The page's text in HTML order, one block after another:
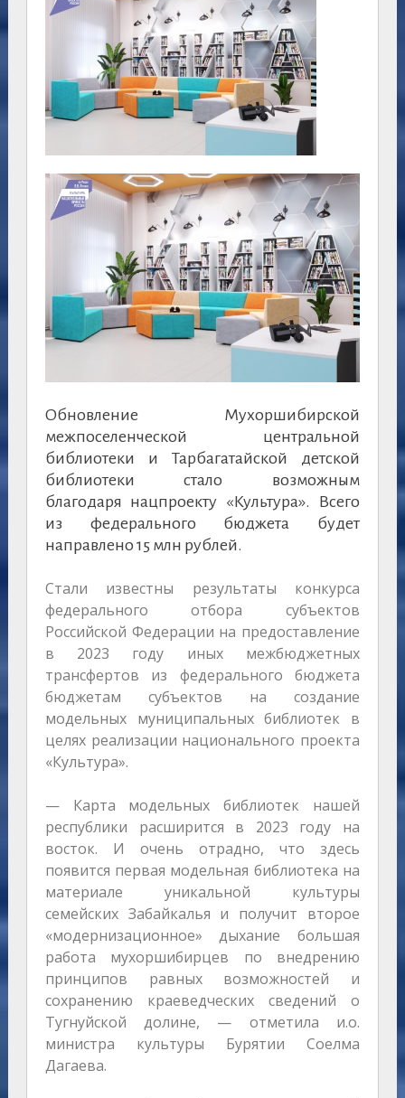
Обновление Мухоршибирской
межпоселенческой центральной
библиотеки и Тарбагатайской детской
библиотеки стало возможным
благодаря нацпроекту «Культура». Всего
из федерального бюджета будет
направлено 15 млн рублей.
Стали известны результаты конкурса
федерального отбора субъектов
Российской Федерации на предоставление
в 2023 году иных межбюджетных
трансфертов из федерального бюджета
бюджетам субъектов на создание
модельных муниципальных библиотек в
целях реализации национального проекта
«Культура».
— Карта модельных библиотек нашей
республики расширится в 2023 году на
восток. И очень отрадно, что здесь
появится первая модельная библиотека на
материале уникальной культуры
семейских Забайкалья и получит второе
«модернизационное» дыхание большая
работа мухоршибирцев по внедрению
принципов равных возможностей и
сохранению краеведческих сведений о
Тугнуйской долине, — отметила и.о.
министра культуры Бурятии Соелма
Дагаева.